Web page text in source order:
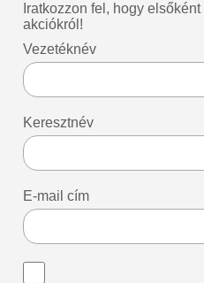
Iratkozzon fel, hogy
akciókról!
Vezetéknév
Keresztnév
E-mail cím